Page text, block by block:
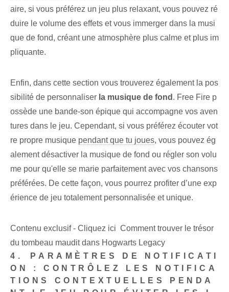
aire, si vous préférez un jeu plus relaxant, vous pouvez ré
duire le volume des effets et vous immerger dans la musi
que de fond, créant une atmosphère plus calme et plus im
pliquante.
Enfin, dans cette ⁢section vous trouverez⁣ également la pos
sibilité de personnaliser la musique de fond . Free Fire p
ossède une bande-son épique qui accompagne vos aven
tures dans le jeu. Cependant, si vous préférez écouter vot
re propre musique pendant que tu joues, vous pouvez ég
alement désactiver la musique de fond ou régler son volu
me pour qu'elle se marie parfaitement avec vos chansons
préférées. De cette façon, vous pourrez profiter d’une exp
érience de jeu totalement personnalisée et unique.
Contenu exclusif - Cliquez ici Comment trouver le trésor
du tombeau maudit dans Hogwarts Legacy
4. ⁤PARAMÈTRES DE NOTIFICATI
ON : CONTRÔLEZ LES NOTIFICA
TIONS CONTEXTUELLES PENDA